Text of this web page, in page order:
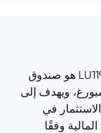
صندوق LU1196530296.EUFUND هو صندوق
ويهدف إلى
في
وفقًا